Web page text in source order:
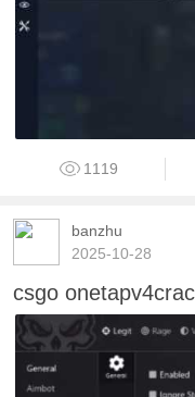
1119
banzhu
2025-10-28
csgo